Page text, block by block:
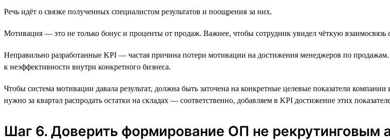
Речь идёт о связке полученных специалистом результатов и поощрения за них.
Мотивация — это не только бонус и проценты от продаж. Важнее, чтобы сотрудник увидел чёткую взаимосвязь
Неправильно разработанные KPI — частая причина потери мотивации на достижения менеджеров по
к неэффективности внутри конкретного бизнеса.
Чтобы система мотивации давала результат, должна быть заточена на конкретные целевые показатели
нужно за квартал распродать остатки на складах — соответственно, добавляем в KPI достижение этих
Шаг 6. Доверить формирование ОП не рекрутинговым